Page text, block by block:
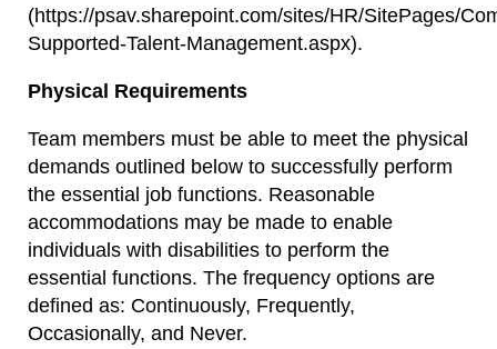
(https://psav.sharepoint.com/sites/HR/SitePages/
Supported-Talent-Management.aspx).
Physical Requirements
Team members must be able to meet the physical
demands outlined below to successfully perform
the essential job functions. Reasonable
accommodations may be made to enable
individuals with disabilities to perform the
essential functions. The frequency options are
defined as: Continuously, Frequently,
Occasionally, and Never.